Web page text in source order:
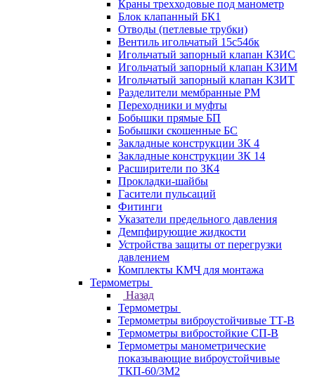
Краны трехходовые под манометр
Блок клапанный БК1
Отводы (петлевые трубки)
Вентиль игольчатый 15с54бк
Игольчатый запорный клапан КЗИС
Игольчатый запорный клапан КЗИМ
Игольчатый запорный клапан КЗИТ
Разделители мембранные РМ
Переходники и муфты
Бобышки прямые БП
Бобышки скошенные БС
Закладные конструкции ЗК 4
Закладные конструкции ЗК 14
Расширители по ЗК4
Прокладки-шайбы
Гасители пульсаций
Фитинги
Указатели предельного давления
Демпфирующие жидкости
Устройства защиты от перегрузки
давлением
Комплекты КМЧ для монтажа
Термометры
Назад
Термометры
Термометры виброустойчивые ТТ-В
Термометры вибростойкие СП-В
Термометры манометрические
показывающие виброустойчивые
ТКП-60/3М2